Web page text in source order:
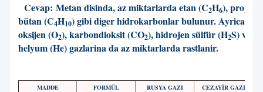
Cevap: Metan disinda, az miktarlarda etan (C2H6), propan
bütan (C4H10) gibi diger hidrokarbonlar bulunur. Ayrica,
oksijen (O2), karbondioksit (CO2), hidrojen sülfür (H2S) ve
helyum (He) gazlarina da az miktarlarda rastlanir.
MADDE FORMÜL RUSYA GAZI CEZAYİR GAZI